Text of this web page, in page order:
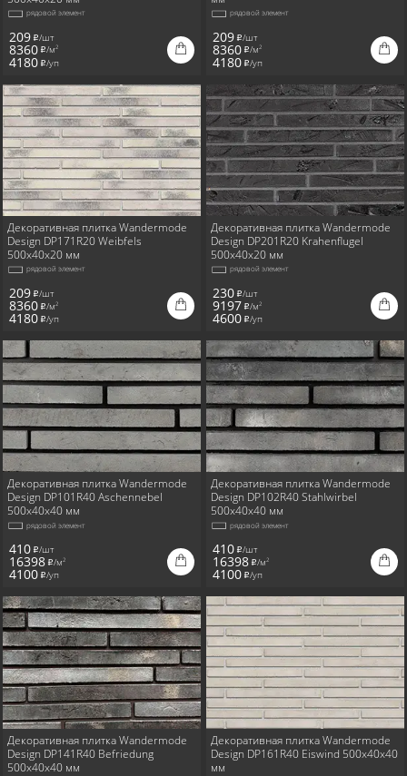
рядовой элемент
209 i/шт
8360 i/м2
4180 i/уп
рядовой элемент
209 i/шт
8360 i/м2
4180 i/уп
Декоративная плитка Wandermode
Design DP171R20 Weibfels
500x40x20 мм
рядовой элемент
209 i/шт
8360 i/м2
4180 i/уп
Декоративная плитка Wandermode
Design DP201R20 Krahenflugel
500x40x20 мм
рядовой элемент
230 i/шт
9197 i/м2
4600 i/уп
Декоративная плитка Wandermode
Design DP101R40 Aschennebel
500x40x40 мм
рядовой элемент
410 i/шт
16398 i/м2
4100 i/уп
Декоративная плитка Wandermode
Design DP102R40 Stahlwirbel
500x40x40 мм
рядовой элемент
410 i/шт
16398 i/м2
4100 i/уп
Декоративная плитка Wandermode
Design DP141R40 Befriedung
500x40x40 мм
Декоративная плитка Wandermode
Design DP161R40 Eiswind 500x40x40
мм